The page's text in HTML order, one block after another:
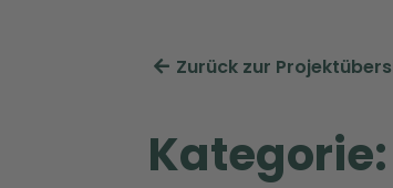
Zurück zur